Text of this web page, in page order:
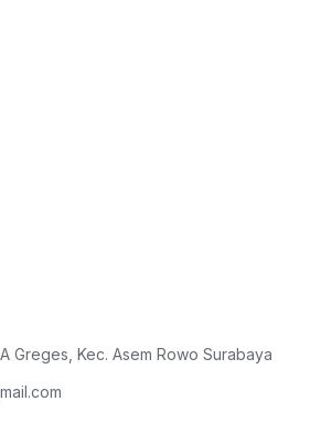
Greges, Kec. Asem Rowo Surabaya